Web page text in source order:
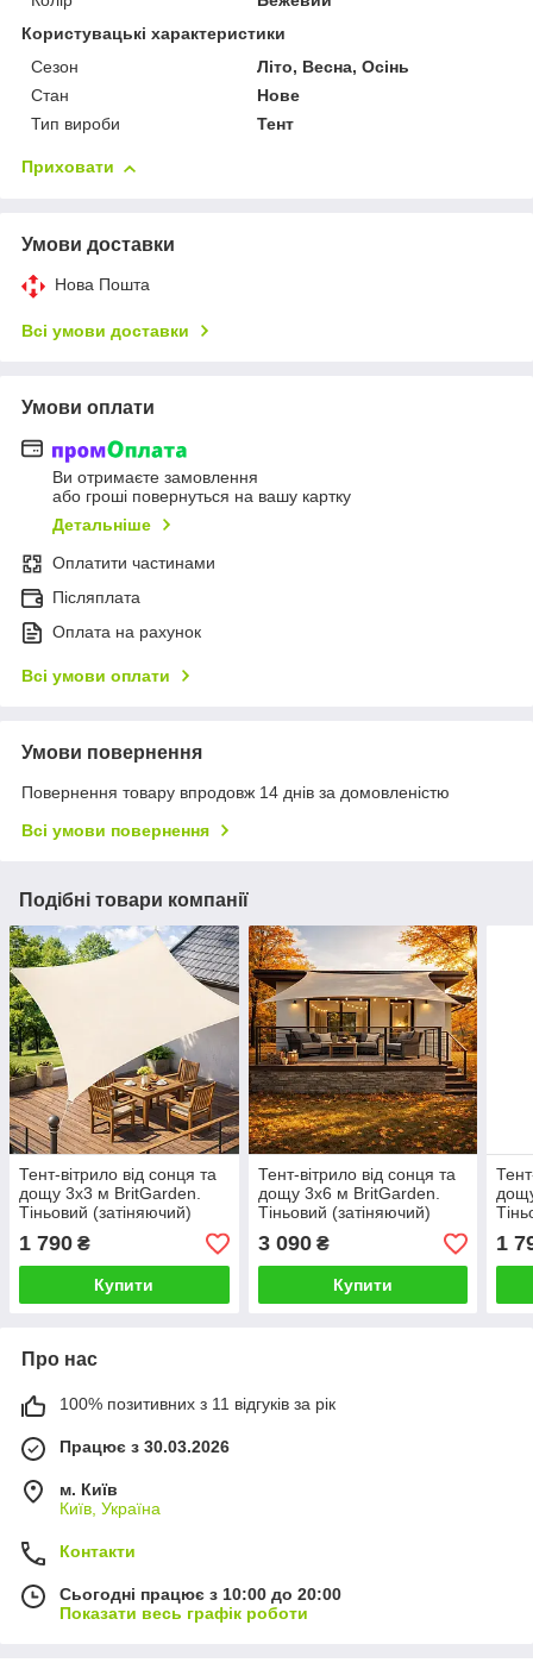
Користувацькі характеристики
Сезон
Літо, Весна, Осінь
Стан
Нове
Тип вироби
Тент
Приховати
Умови доставки
Нова Пошта
Всі умови доставки
Умови оплати
Ви отримаєте замовлення
або гроші повернуться на вашу картку
Детальніше
Оплатити частинами
Післяплата
Оплата на рахунок
Всі умови оплати
Умови повернення
Повернення товару впродовж 14 днів за домовленістю
Всі умови повернення
Подібні товари компанії
Тент-вітрило від сонця та
дощу 3х3 м BritGarden.
Тіньовий (затіняючий)
тент з оксфорду, бежевий.
Тінь 95%
1 790 ₴
Купити
Тент-вітрило від сонця та
дощу 3х6 м BritGarden.
Тіньовий (затіняючий)
тент з оксфорду, бежевий.
Тінь 95%
3 090₴
Купити
1
Про нас
100% позитивних з 11 відгуків за рік
Працює з 30.03.2026
м. Київ
Київ, Україна
Контакти
Сьогодні працює з 10:00 до 20:00
Показати весь графік роботи